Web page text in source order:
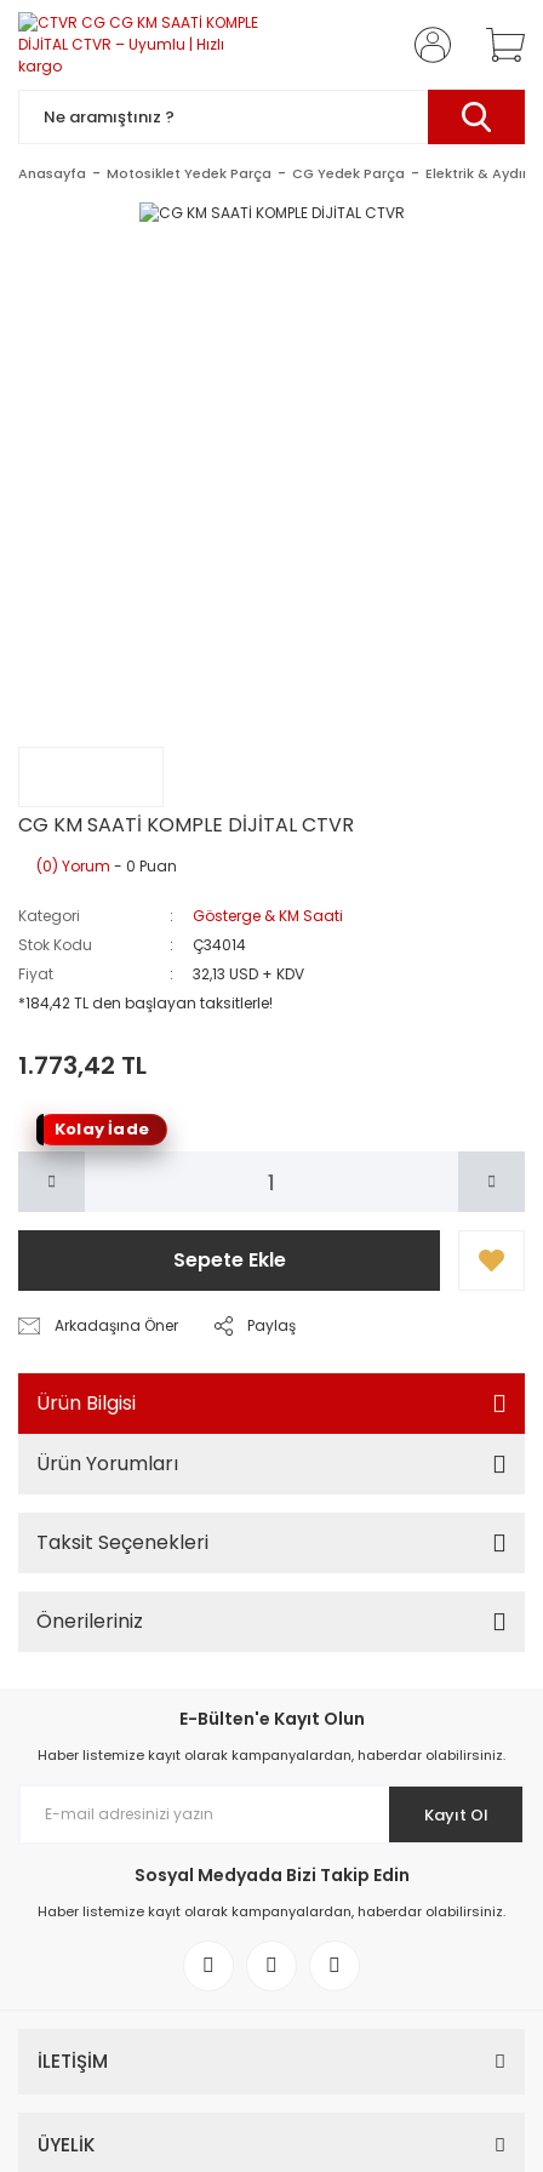
Anasayfa Motosiklet Yedek Parça CG Yedek Parça Elektrik &
CG KM SAATİ KOMPLE DİJİTAL CTVR
(0) Yorum - 0 Puan
Kategori
Gösterge & KM Saati
Stok Kodu
Ç34014
Fiyat
32,13 USD + KDV
*184,42 TL den başlayan taksitlerle!
1.773,42 TL
Kolay İade
Sepete Ekle
Arkadaşına Öner Paylaş
Ürün Bilgisi
Ürün Yorumları
Taksit Seçenekleri
Önerileriniz
E-Bülten'e Kayıt Olun
Haber listemize kayıt olarak kampanyalardan, haberdar olabilirsiniz.
Kayıt Ol
Sosyal Medyada Bizi Takip Edin
Haber listemize kayıt olarak kampanyalardan, haberdar olabilirsiniz.
İLETİŞİM
ÜYELİK